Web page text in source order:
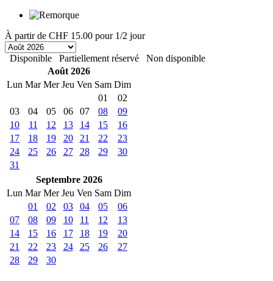
À partir de CHF 15.00 pour 1/2 jour
Disponible Partiellement réservé
Non disponible
Août 2026
Lun Mar Mer Jeu Ven Sam Dim
01
02
03
04 05 06 07 08
09
10
11 12 13 14 15
16
17
18 19 20 21 22
23
24
25 26 27 28 29
30
31
Septembre 2026
Lun Mar Mer Jeu Ven Sam Dim
01
02 03 04 05
06
07
08 09 10 11 12
13
14
15 16 17 18 19
20
21
22 23 24 25 26
27
28
29 30